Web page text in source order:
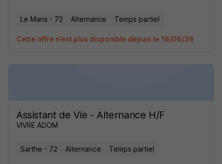
Le Mans - 72 Alternance Temps partiel
Cette offre n’est plus disponible depuis le 16/06/26
Assistant de Vie - Alternance H/F
VIVRE ADOM
Sarthe - 72 Alternance Temps partiel